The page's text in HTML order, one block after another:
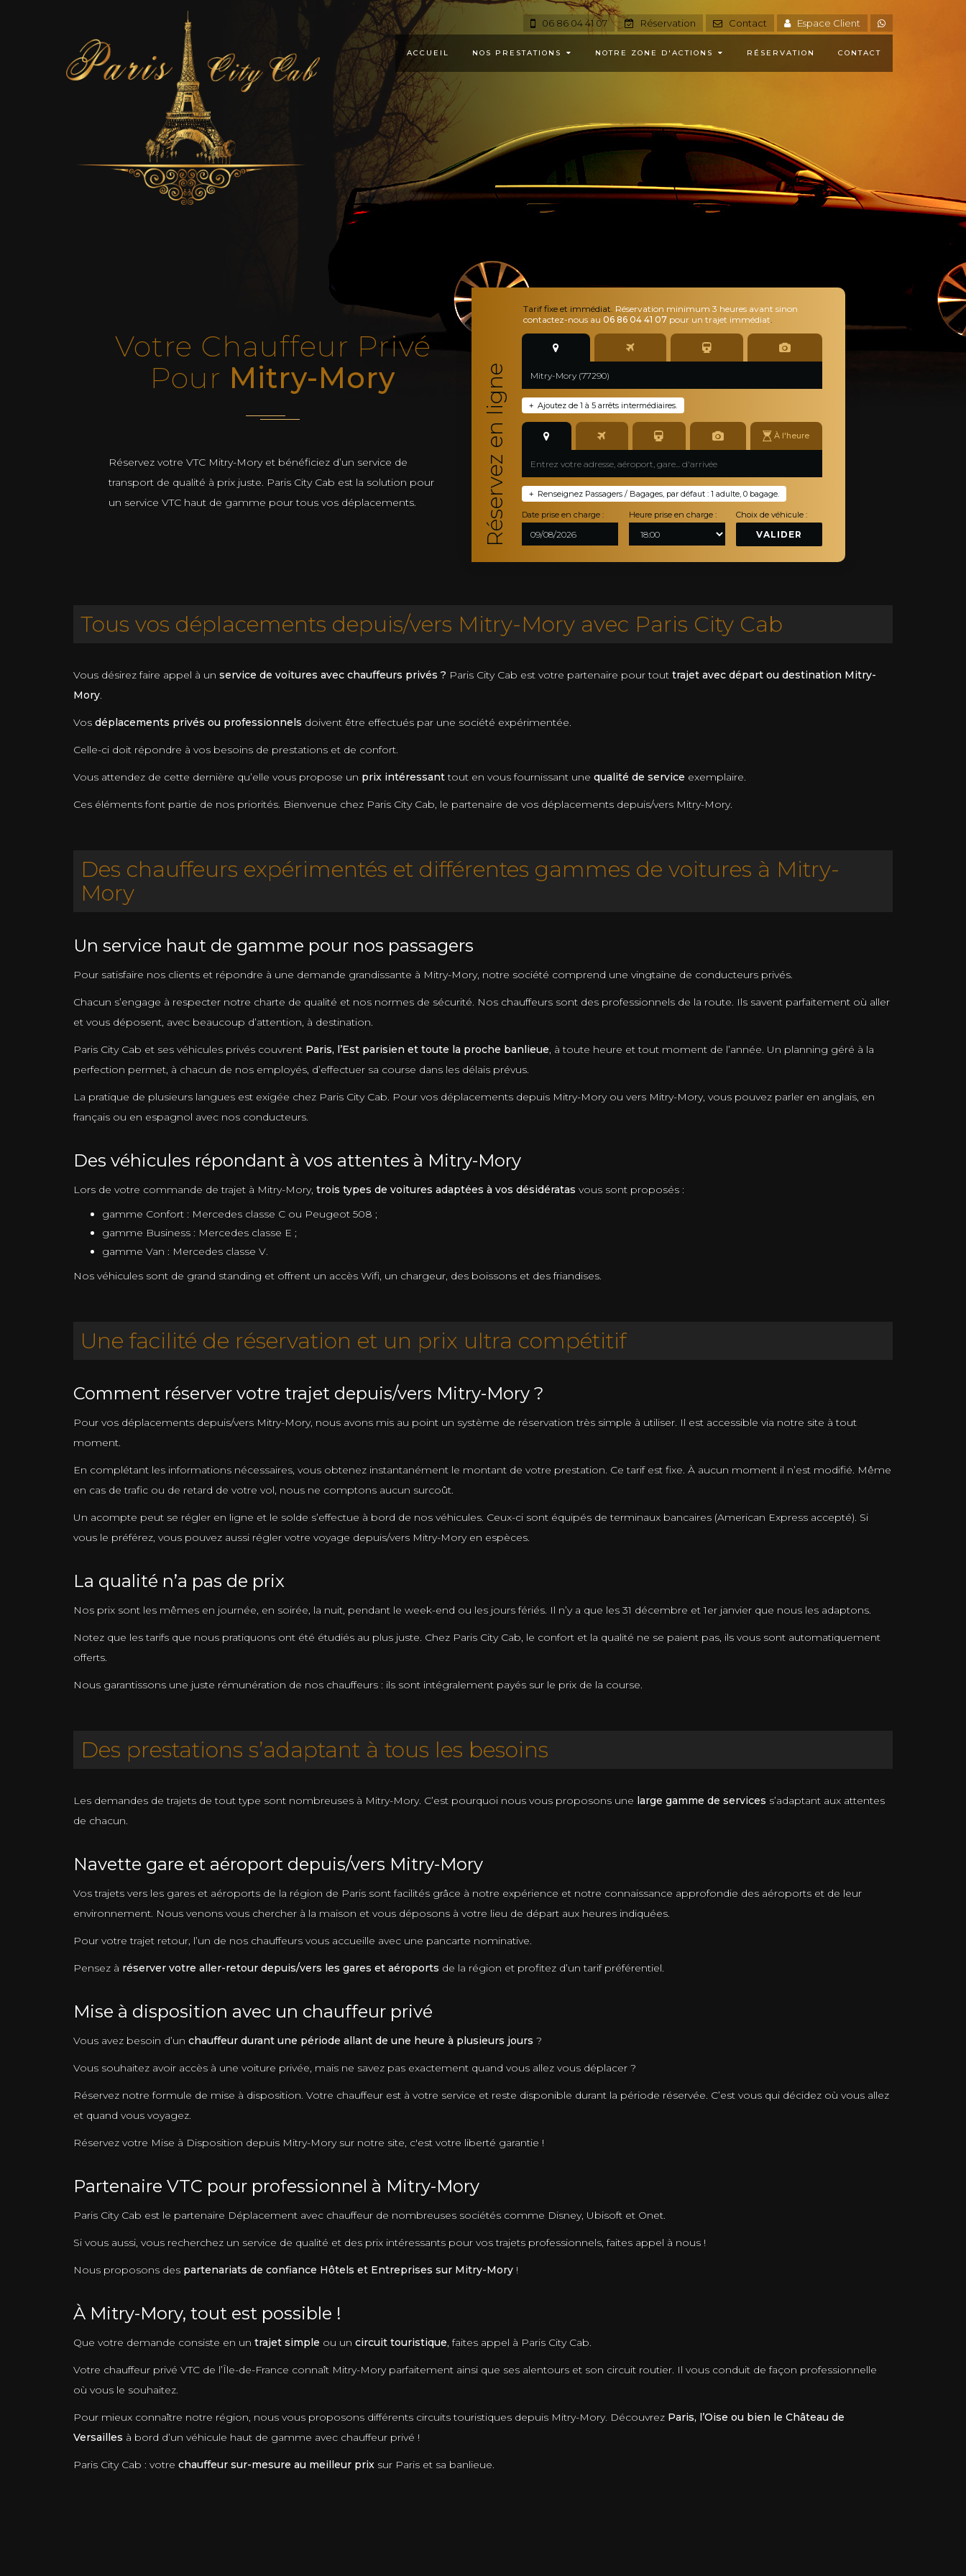
06 86 04 41 07 Réservation Contact Espace Client
ACCUEIL NOS PRESTATIONS NOTRE ZONE D'ACTIONS RÉSERVATION CONTACT
Votre Chauffeur Privé
Pour Mitry-Mory
Réservez votre VTC Mitry-Mory et bénéficiez d’un service de
transport de qualité à prix juste. Paris City Cab est la solution pour
un service VTC haut de gamme pour tous vos déplacements.
Réservez en ligne
Tarif fixe et immédiat. Réservation minimum 3 heures avant sinon
contactez-nous au 06 86 04 41 07pour un trajet immédiat.
Ajoutez de 1 à 5 arrêts intermédiaires.
+
À l'heure
Renseignez Passagers / Bagages, par défaut : 1 adulte, 0 bagage.
+
Date prise en charge : Heure prise en charge : Choix de véhicule :
VALIDER
Tous vos déplacements depuis/vers Mitry-Mory avec Paris City Cab
Vous désirez faire appel à un service de voitures avec chauffeurs privés ? Paris City Cab est votre partenaire pour tout trajet avec départ ou destination Mitry-
Mory.
Vos déplacements privés ou professionnels doivent être effectués par une société expérimentée.
Celle-ci doit répondre à vos besoins de prestations et de confort.
Vous attendez de cette dernière qu’elle vous propose un prix intéressanttout en vous fournissant une qualité de service exemplaire.
Ces éléments font partie de nos priorités. Bienvenue chez Paris City Cab, le partenaire de vos déplacements depuis/vers Mitry-Mory.
Des chauffeurs expérimentés et différentes gammes de voitures à Mitry-
Mory
Un service haut de gamme pour nos passagers
Pour satisfaire nos clients et répondre à une demande grandissante à Mitry-Mory, notre société comprend une vingtaine de conducteurs privés.
Chacun s’engage à respecter notre charte de qualité et nos normes de sécurité. Nos chauffeurs sont des professionnels de la route. Ils savent parfaitement où aller
et vous déposent, avec beaucoup d’attention, à destination.
Paris City Cab et ses véhicules privés couvrent Paris, l’Est parisien et toute la proche banlieue, à toute heure et tout moment de l’année. Un planning géré à la
perfection permet, à chacun de nos employés, d’effectuer sa course dans les délais prévus.
La pratique de plusieurs langues est exigée chez Paris City Cab. Pour vos déplacements depuis Mitry-Mory ou vers Mitry-Mory, vous pouvez parler en anglais, en
français ou en espagnol avec nos conducteurs.
Des véhicules répondant à vos attentes à Mitry-Mory
Lors de votre commande de trajet à Mitry-Mory, trois types de voitures adaptées à vos désidératas vous sont proposés :
gamme Confort : Mercedes classe C ou Peugeot 508 ;
gamme Business : Mercedes classe E ;
gamme Van : Mercedes classe V.
Nos véhicules sont de grand standing et offrent un accès Wifi, un chargeur, des boissons et des friandises.
Une facilité de réservation et un prix ultra compétitif
Comment réserver votre trajet depuis/vers Mitry-Mory ?
Pour vos déplacements depuis/vers Mitry-Mory, nous avons mis au point un système de réservation très simple à utiliser. Il est accessible via notre site à tout
moment.
En complétant les informations nécessaires, vous obtenez instantanément le montant de votre prestation. Ce tarif est fixe. À aucun moment il n’est modifié. Même
en cas de trafic ou de retard de votre vol, nous ne comptons aucun surcoût.
Un acompte peut se régler en ligne et le solde s’effectue à bord de nos véhicules. Ceux-ci sont équipés de terminaux bancaires (American Express accepté). Si
vous le préférez, vous pouvez aussi régler votre voyage depuis/vers Mitry-Mory en espèces.
La qualité n’a pas de prix
Nos prix sont les mêmes en journée, en soirée, la nuit, pendant le week-end ou les jours fériés. Il n’y a que les 31 décembre et 1er janvier que nous les adaptons.
Notez que les tarifs que nous pratiquons ont été étudiés au plus juste. Chez Paris City Cab, le confort et la qualité ne se paient pas, ils vous sont automatiquement
offerts.
Nous garantissons une juste rémunération de nos chauffeurs : ils sont intégralement payés sur le prix de la course.
Des prestations s’adaptant à tous les besoins
Les demandes de trajets de tout type sont nombreuses à Mitry-Mory. C’est pourquoi nous vous proposons une large gamme de services s’adaptant aux attentes
de chacun.
Navette gare et aéroport depuis/vers Mitry-Mory
Vos trajets vers les gares et aéroports de la région de Paris sont facilités grâce à notre expérience et notre connaissance approfondie des aéroports et de leur
environnement. Nous venons vous chercher à la maison et vous déposons à votre lieu de départ aux heures indiquées.
Pour votre trajet retour, l’un de nos chauffeurs vous accueille avec une pancarte nominative.
Pensez à réserver votre aller-retour depuis/vers les gares et aéroports de la région et profitez d’un tarif préférentiel.
Mise à disposition avec un chauffeur privé
Vous avez besoin d’un chauffeur durant une période allant de une heure à plusieurs jours ?
Vous souhaitez avoir accès à une voiture privée, mais ne savez pas exactement quand vous allez vous déplacer ?
Réservez notre formule de mise à disposition. Votre chauffeur est à votre service et reste disponible durant la période réservée. C’est vous qui décidez où vous allez
et quand vous voyagez.
Réservez votre Mise à Disposition depuis Mitry-Mory sur notre site, c'est votre liberté garantie !
Partenaire VTC pour professionnel à Mitry-Mory
Paris City Cab est le partenaire Déplacement avec chauffeur de nombreuses sociétés comme Disney, Ubisoft et Onet.
Si vous aussi, vous recherchez un service de qualité et des prix intéressants pour vos trajets professionnels, faites appel à nous !
Nous proposons des partenariats de confiance Hôtels et Entreprises sur Mitry-Mory !
À Mitry-Mory, tout est possible !
Que votre demande consiste en un trajet simple ou un circuit touristique, faites appel à Paris City Cab.
Votre chauffeur privé VTC de l’Île-de-France connaît Mitry-Mory parfaitement ainsi que ses alentours et son circuit routier. Il vous conduit de façon professionnelle
où vous le souhaitez.
Pour mieux connaître notre région, nous vous proposons différents circuits touristiques depuis Mitry-Mory. Découvrez Paris, l’Oise ou bien le Château de
Versailles à bord d’un véhicule haut de gamme avec chauffeur privé !
Paris City Cab : votre chauffeur sur-mesure au meilleur prix sur Paris et sa banlieue.